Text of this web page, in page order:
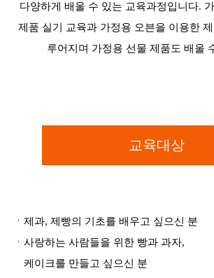
다양하게 배울 수 있는 교육과정입니다.
제품 실기 교육과 가정용 오븐을 이용한 제
루어지며 가정용 선물 제품도 배울
교육대상
ㆍ제과, 제빵의 기초를 배우고 싶으신 분
ㆍ사랑하는 사람들을 위한 빵과 과자,
케이크를 만들고 싶으신 분